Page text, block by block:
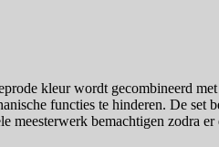
kleur wordt gecombineerd
functies te hinderen. De set
bemachtigen zodra